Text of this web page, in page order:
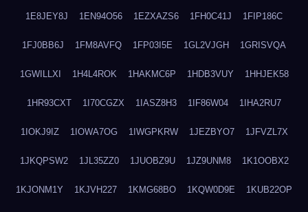
1E8JEY8J 1EN94O56 1EZXAZS6 1FH0C41J 1FIP186C
1FJ0BB6J 1FM8AVFQ 1FP03I5E 1GL2VJGH 1GRISVQA
1GWILLXI 1H4L4ROK 1HAKMC6P 1HDB3VUY 1HHJEK58
1HR93CXT 1I70CGZX 1IASZ8H3 1IF86W04 1IHA2RU7
1IOKJ9IZ 1IOWA7OG 1IWGPKRW 1JEZBYO7 1JFVZL7X
1JKQPSW2 1JL35ZZ0 1JUOBZ9U 1JZ9UNM8 1K1OOBX2
1KJONM1Y 1KJVH227 1KMG68BO 1KQW0D9E 1KUB22OP